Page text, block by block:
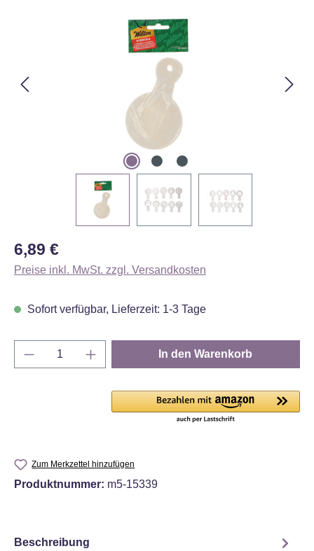
Regulärer Preis:
6,89 €
Preise inkl. MwSt. zzgl. Versandkosten
Sofort verfügbar, Lieferzeit: 1-3 Tage
Produkt Anzahl: Gib den gewünschten
In den Warenkorb
Zum Merkzettel hinzufügen
Produktnummer: m5-15339
Beschreibung